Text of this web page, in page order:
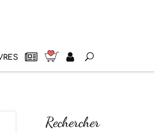
Rechercher